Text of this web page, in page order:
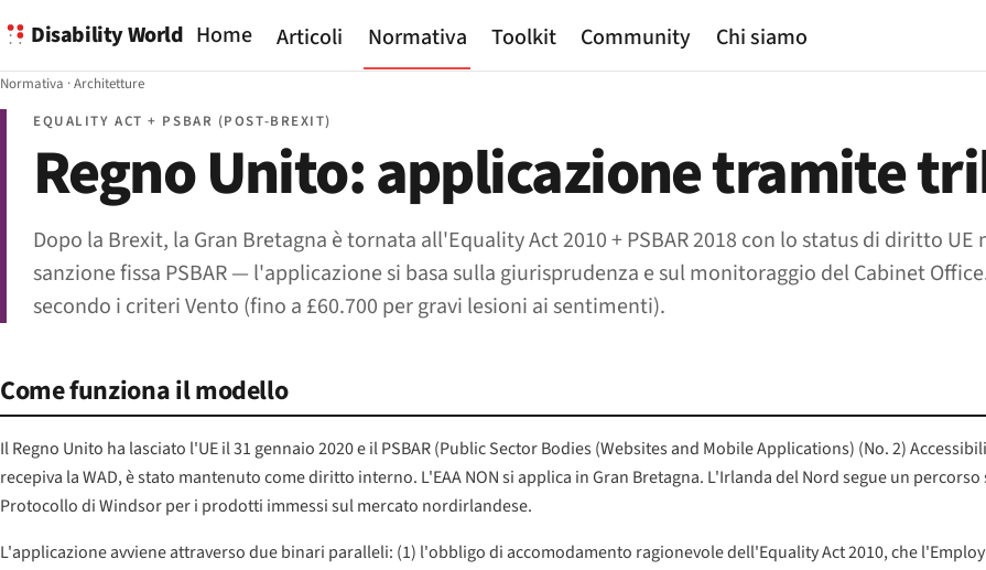
Disability World Home Articoli Normativa Toolkit Community Chi siamo
Normativa ·Architetture
EQUALITY ACT + PSBAR (POST-BREXIT)
Regno Unito: applicazione tramite
Dopo la Brexit, la Gran Bretagna è tornata all'Equality Act 2010 + PSBAR 2018 con lo status di diritto
sanzione fissa PSBAR — l'applicazione si basa sulla giurisprudenza e sul monitoraggio del Cabinet
secondo i criteri Vento (fino a £60.700 per gravi lesioni ai sentimenti).
Come funziona il modello
Il Regno Unito ha lasciato l'UE il 31 gennaio 2020 e il PSBAR (Public Sector Bodies (Websites and Mobile Applications) (No. 2)
recepiva la WAD, è stato mantenuto come diritto interno. L'EAA NON si applica in Gran Bretagna. L'Irlanda del Nord segue un
Protocollo di Windsor per i prodotti immessi sul mercato nordirlandese.
L'applicazione avviene attraverso due binari paralleli: (1) l'obbligo di accomodamento ragionevole dell'Equality Act 2010, che